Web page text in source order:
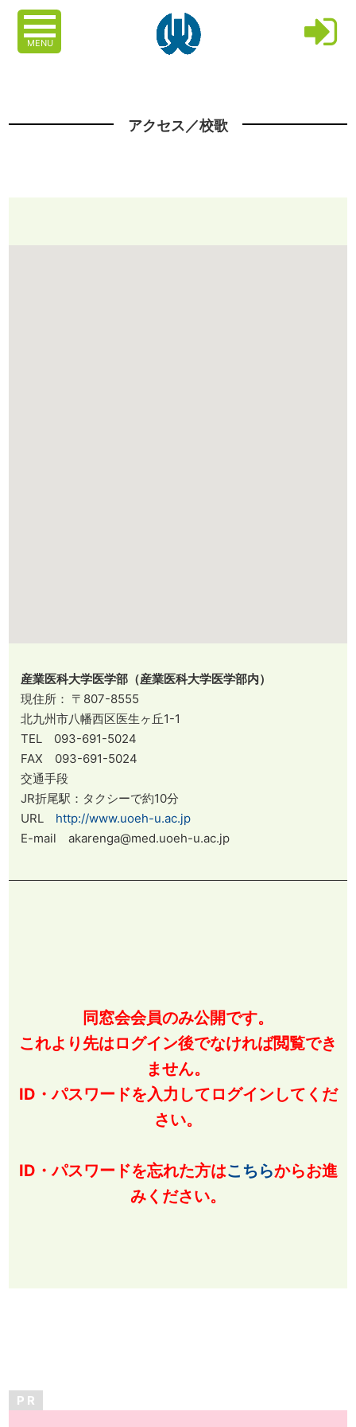
MENU
アクセス／校歌
産業医科大学医学部（産業医科大学医学部内）
現住所： 〒807-8555
北九州市八幡西区医生ヶ丘1-1
TEL 093-691-5024
FAX 093-691-5024
交通手段
JR折尾駅：タクシーで約10分
URL http://www.uoeh-u.ac.jp
E-mail akarenga@med.uoeh-u.ac.jp
同窓会会員のみ公開です。
これより先はログイン後でなければ閲覧でき
ません。
ID・パスワードを入力してログインしてくだ
さい。
ID・パスワードを忘れた方はこちらからお進
みください。
P R